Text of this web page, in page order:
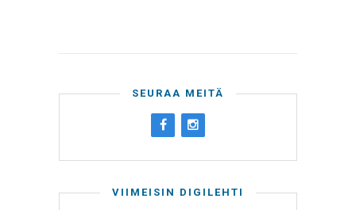
SEURAA MEITÄ
VIIMEISIN DIGILEHTI